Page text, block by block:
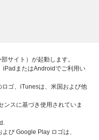
サイト）が起動します。
iPadまたはAndroidでご利用い
ゴ、iTunesは、米国および他
ンスに基づき使用されていま
び Google Play ロゴは、